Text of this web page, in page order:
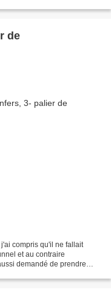
de
compris qu'il ne fallait
et au contraire
demandé de prendre